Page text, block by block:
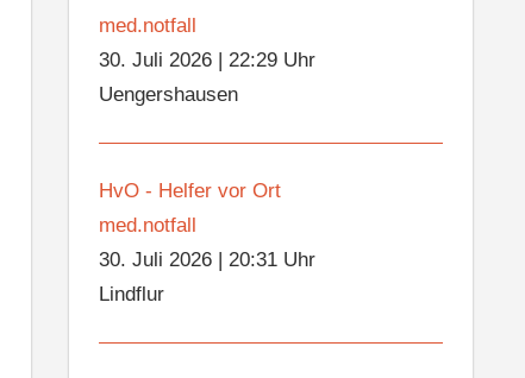
med.notfall
30. Juli 2026 |22:29 Uhr
Uengershausen
HvO - Helfer vor Ort
med.notfall
30. Juli 2026 |20:31 Uhr
Lindflur